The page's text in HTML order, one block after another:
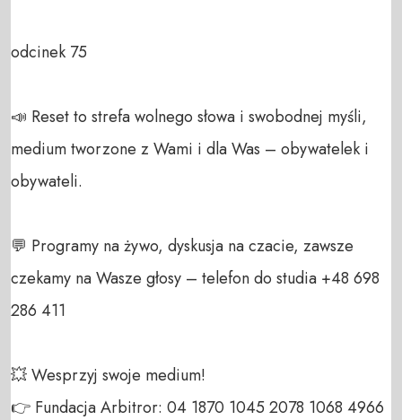
odcinek 75
📣 Reset to strefa wolnego słowa i swobodnej myśli,
medium tworzone z Wami i dla Was – obywatelek i
obywateli.
💬 Programy na żywo, dyskusja na czacie, zawsze
czekamy na Wasze głosy – telefon do studia +48 698
286 411
💥 Wesprzyj swoje medium!
👉 Fundacja Arbitror: 04 1870 1045 2078 1068 4966